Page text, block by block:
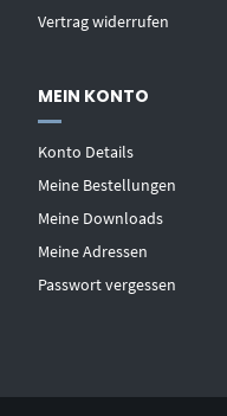
Vertrag widerrufen
MEIN KONTO
Konto Details
Meine Bestellungen
Meine Downloads
Meine Adressen
Passwort vergessen